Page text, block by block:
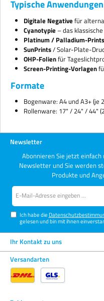
Typische Anwendungen
Digitale Negativefür
Cyanotypie– das
Platinum / Palladium-Prints
SunPrints/ Solar-Plate-
OHP-Folienfür
Screen-Printing-Vorlagen
Formate
Bogenware: A4 und A3+ (je
Rollenware: 17" / 24" / 44"
Newsletter
Abonnieren Sie jetzt
Newsletter und Sie werden
Produkte und
Ich habe die
gelesen und bin mit ihnen
Ihr Kontakt zu uns
Versandarten